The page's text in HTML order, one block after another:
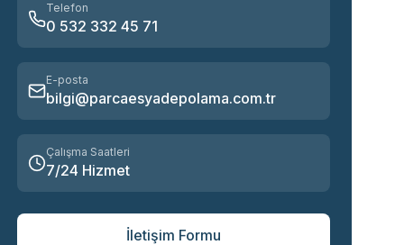
Telefon
0 532 332 45 71
E-posta
bilgi@parcaesyadepolama.com.tr
Çalışma Saatleri
7/24 Hizmet
İletişim Formu